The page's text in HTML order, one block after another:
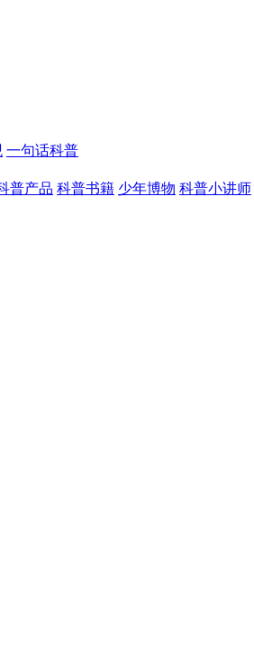
一句话科普
普产品 科普书籍 少年博物 科普小讲师